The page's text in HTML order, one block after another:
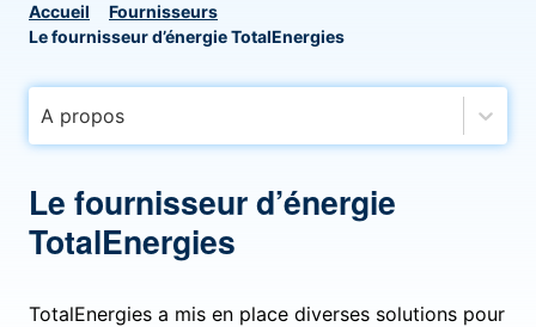
Accueil
Fournisseurs
Le fournisseur d’énergie TotalEnergies
A propos
Le fournisseur d’énergie
TotalEnergies
TotalEnergies a mis en place diverses solutions pour